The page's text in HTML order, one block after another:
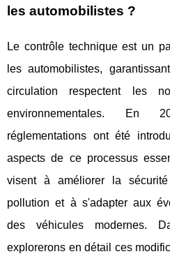
les automobilistes ?
Le contrôle technique est un
les automobilistes,
circulation respectent les
environnementales. En
réglementations ont été
aspects de ce processus
visent à améliorer la
pollution et à s'adapter aux
des véhicules modernes.
explorerons en détail ces